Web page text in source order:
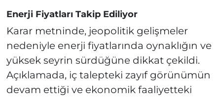
Enerji Fiyatları Takip Ediliyor
Karar metninde, jeopolitik gelişmeler
nedeniyle enerji fiyatlarında oynaklığın ve
yüksek seyrin sürdüğüne dikkat çekildi.
Açıklamada, iç talepteki zayıf görünümün
devam ettiği ve ekonomik faaliyetteki